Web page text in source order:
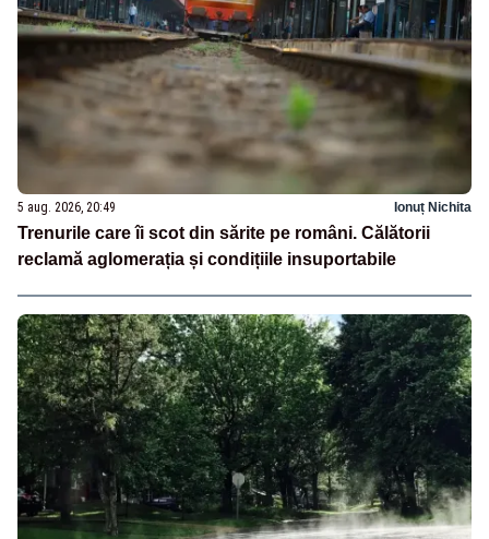
5 aug. 2026, 20:49 Ionuț Nichita
Trenurile care îi scot din sărite pe români. Călătorii
reclamă aglomerația și condițiile insuportabile